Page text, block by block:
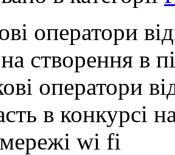
оператори
створення в